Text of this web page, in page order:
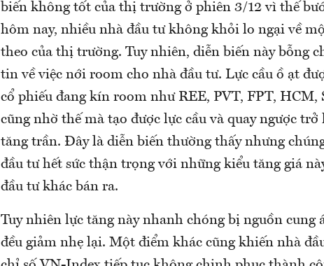
biến không tốt của thị trường ở phiên 3/12 vì thế
hôm nay, nhiều nhà đầu tư không khỏi lo ngại về
theo của thị trường. Tuy nhiên, diễn biến này bỗng
tin về việc nới room cho nhà đầu tư. Lực cầu ồ ạt
cổ phiếu đang kín room như REE, PVT, FPT, HCM,
cũng nhờ thế mà tạo được lực cầu và quay ngược
tăng trần. Đây là diễn biến thường thấy nhưng
đầu tư hết sức thận trọng với những kiểu tăng giá
đầu tư khác bán ra.
Tuy nhiên lực tăng này nhanh chóng bị nguồn cung
đều giảm nhẹ lại. Một điểm khác cũng khiến nhà